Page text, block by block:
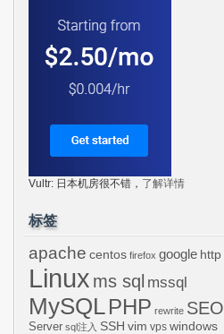
Vultr: 日本机房很不错， 了解详情
标签
apache centos firefox google http
Linux ms sql mssql
MySQLPHP rewrite SEO
Server sql注入 SSH vim vps windows